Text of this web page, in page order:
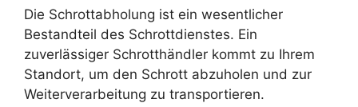
Die Schrottabholung ist ein wesentlicher
Bestandteil des Schrottdienstes. Ein
zuverlässiger Schrotthändler kommt zu Ihrem
Standort, um den Schrott abzuholen und zur
Weiterverarbeitung zu transportieren.